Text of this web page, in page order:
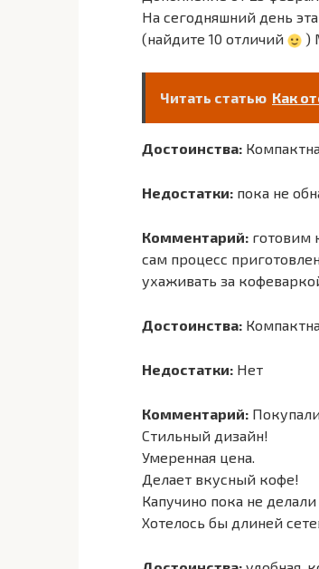
На сегодняшний день
(найдите 10 отличий
)
Читать статью Как
Достоинства:
Недостатки: пока не
Комментарий: готовим
сам процесс
ухаживать за
Достоинства:
Недостатки: Нет
Комментарий:
Стильный дизайн!
Умеренная цена.
Делает вкусный кофе!
Капучино пока не делали
Хотелось бы длиней